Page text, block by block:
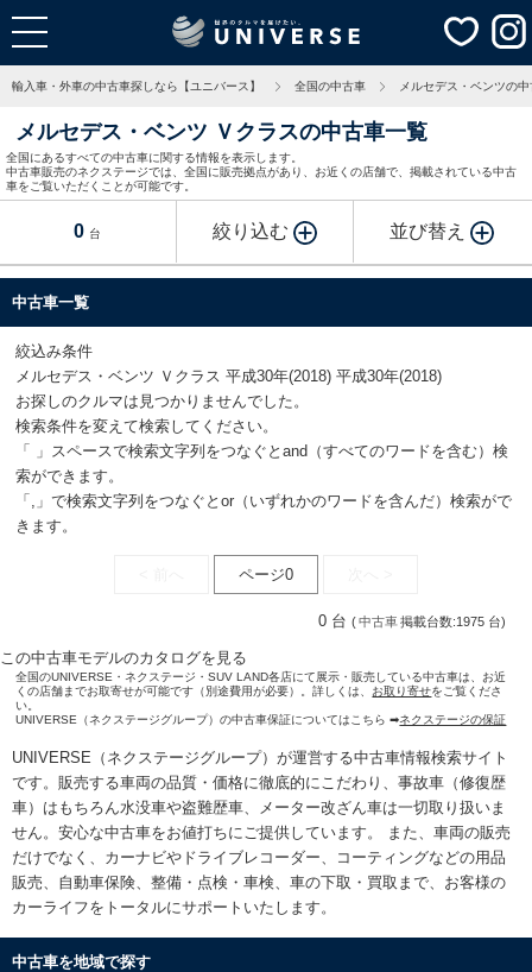
輸入車・外車の中古車探しなら【ユニバース】 全国の中古車 メルセデス・ベンツの
メルセデス・ベンツ Ｖクラスの中古車一覧
全国にあるすべての中古車に関する情報を表示します。
中古車販売のネクステージでは、全国に販売拠点があり、お近くの店舗で、掲載されている中古
車をご覧いただくことが可能です。
0 台 絞り込む 並び替え
中古車一覧
絞込み条件
メルセデス・ベンツ Ｖクラス 平成30年(2018) 平成30年(2018)
お探しのクルマは見つかりませんでした。
検索条件を変えて検索してください。
「 」スペースで検索文字列をつなぐとand（すべてのワードを含む）検
索ができます。
「,」で検索文字列をつなぐとor（いずれかのワードを含んだ）検索がで
きます。
ページ0
0 台 (中古車掲載台数:1975 台)
この中古車モデルのカタログを見る
全国のUNIVERSE・ネクステージ・SUV LAND各店にて展示・販売している中古車は、お近
くの店舗までお取寄せが可能です（別途費用が必要）。詳しくは、 お取り寄せをご覧くださ
い。
UNIVERSE（ネクステージグループ）の中古車保証についてはこちら ➡ネクステージの保証
UNIVERSE（ネクステージグループ）が運営する中古車情報検索サイト
です。販売する車両の品質・価格に徹底的にこだわり、事故車（修復歴
車）はもちろん水没車や盗難歴車、メーター改ざん車は一切取り扱いま
せん。安心な中古車をお値打ちにご提供しています。 また、車両の販売
だけでなく、カーナビやドライブレコーダー、コーティングなどの用品
販売、自動車保険、整備・点検・車検、車の下取・買取まで、お客様の
カーライフをトータルにサポートいたします。
中古車を地域で探す